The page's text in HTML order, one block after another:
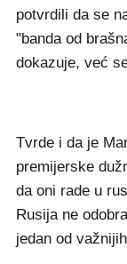
potvrdili da se
"banda od
dokazuje, već
Tvrde i da je
premijerske
da oni rade u
Rusija ne
jedan od